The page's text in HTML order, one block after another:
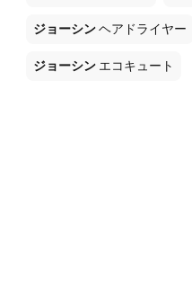
ジョーシンヘアドライヤー
ジョーシン エコキュート